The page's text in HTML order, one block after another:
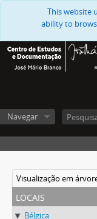
This website
ability to
Navegar
Visualização em
locais
Bélgica